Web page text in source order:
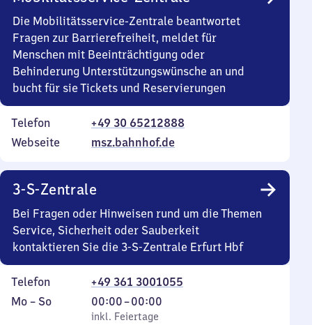
Die Mobilitätsservice-Zentrale beantwortet
Fragen zur Barrierefreiheit, meldet für
Menschen mit Beeinträchtigung oder
Behinderung Unterstützungswünsche an und
bucht für sie Tickets und Reservierungen
Telefon
+49 30 65212888
Webseite
msz.bahnhof.de
3-S-Zentrale
Bei Fragen oder Hinweisen rund um die Themen
Service, Sicherheit oder Sauberkeit
kontaktieren Sie die 3-S-Zentrale Erfurt Hbf
Telefon
+49 361 3001055
Montag
Mo – So,
inkl. Feiertage
00:00–00:00
Von
0
inkl. Feiertage